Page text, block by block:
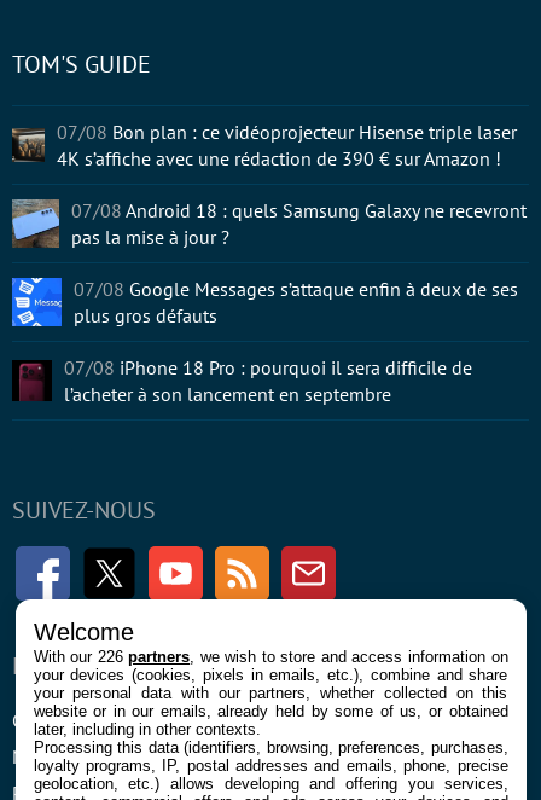
SUIVEZ-NOUS
FacebookTwitter Youtube RSS Newsletter
ENTREPRISE
Confidentialité et Cookies
Mentions légales et CGU
Préférences Cookies
À PROPOS
Contact
TOM'S GUIDE
07/08 Bon plan : ce vidéoprojecteur Hisense triple laser
4K s’affiche avec une rédaction de 390 € sur Amazon !
07/08 Android 18 : quels Samsung Galaxy ne recevront
pas la mise à jour ?
07/08 Google Messages s’attaque enfin à deux de ses
plus gros défauts
07/08 iPhone 18 Pro : pourquoi il sera difficile de
l’acheter à son lancement en septembre
Welcome
With our 226partners , we wish to store and access information on
your devices (cookies, pixels in emails, etc.), combine and share
your personal data with our partners, whether collected on this
website or in our emails, already held by some of us, or obtained
later, including in other contexts.
Processing this data (identifiers, browsing, preferences, purchases,
loyalty programs, IP, postal addresses and emails, phone, precise
geolocation, etc.) allows developing and offering you services,